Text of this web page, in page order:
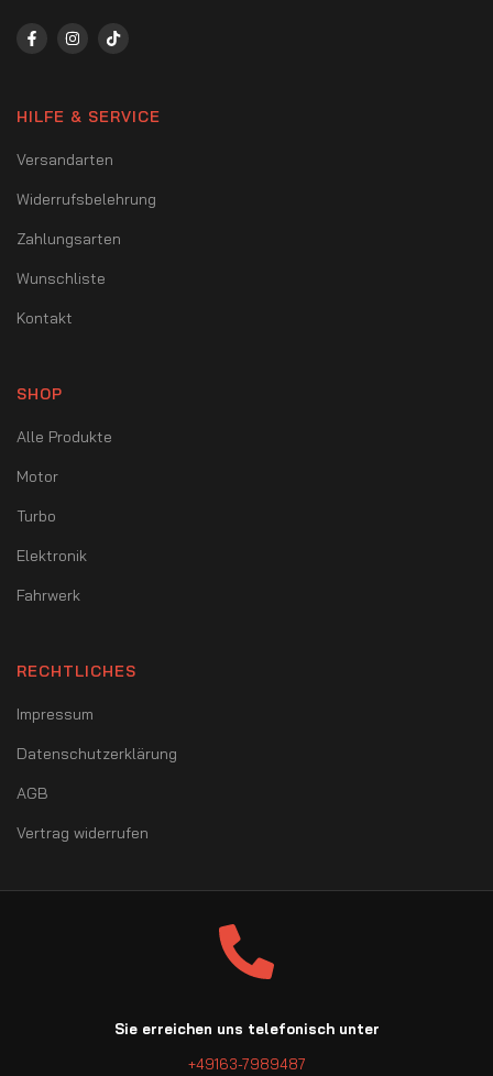
HILFE & SERVICE
Versandarten
Widerrufsbelehrung
Zahlungsarten
Wunschliste
Kontakt
SHOP
Alle Produkte
Motor
Turbo
Elektronik
Fahrwerk
RECHTLICHES
Impressum
Datenschutzerklärung
AGB
Vertrag widerrufen
Sie erreichen uns telefonisch unter
+49163-7989487